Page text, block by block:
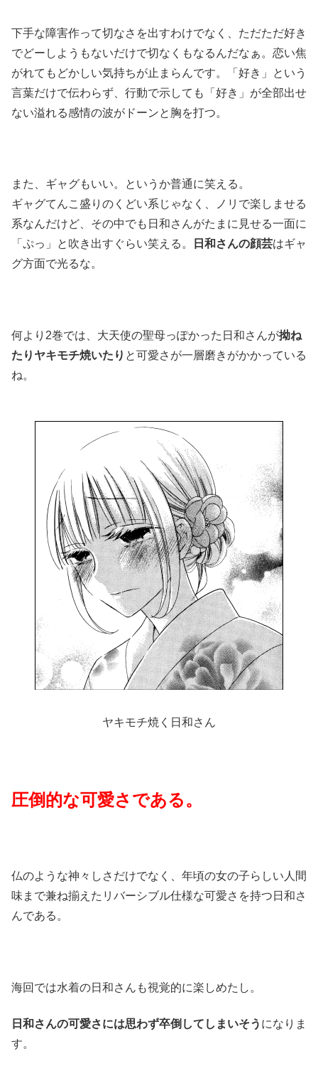
下手な障害作って切なさを出すわけでなく、ただただ好き
でどーしようもないだけで切なくもなるんだなぁ。恋い焦
がれてもどかしい気持ちが止まらんです。「好き」という
言葉だけで伝わらず、行動で示しても「好き」が全部出せ
ない溢れる感情の波がドーンと胸を打つ。
また、ギャグもいい。というか普通に笑える。
ギャグてんこ盛りのくどい系じゃなく、ノリで楽しませる
系なんだけど、その中でも日和さんがたまに見せる一面に
「ぷっ」と吹き出すぐらい笑える。
日和さんの顔芸はギャ
グ方面で光るな。
何より2巻では、大天使の聖母っぽかった日和さんが拗ね
たりヤキモチ焼いたり と可愛さが一層磨きがかかっている
ね。
ヤキモチ焼く日和さん
圧倒的な可愛さである。
仏のような神々しさだけでなく、年頃の女の子らしい人間
味まで兼ね揃えたリバーシブル仕様な可愛さを持つ日和さ
んである。
海回では水着の日和さんも視覚的に楽しめたし。
日和さんの可愛さには思わず卒倒してしまいそう になりま
す。